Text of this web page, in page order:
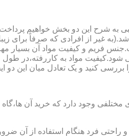
شرح این دو بخش خواهیم
غیر از افرادی که صرفاً برای
فریم و کیفیت مواد آن
مواد به کاررفته،در
کنید و یک تعادل میان این دو
وجود دارد که خرید آن
راحتی فرد هنگام استفاده از آن